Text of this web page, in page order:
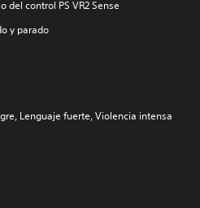
del control PS VR2 Sense
y parado
Lenguaje fuerte, Violencia intensa